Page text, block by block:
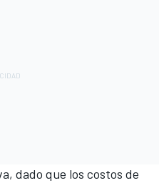
dado que los costos de